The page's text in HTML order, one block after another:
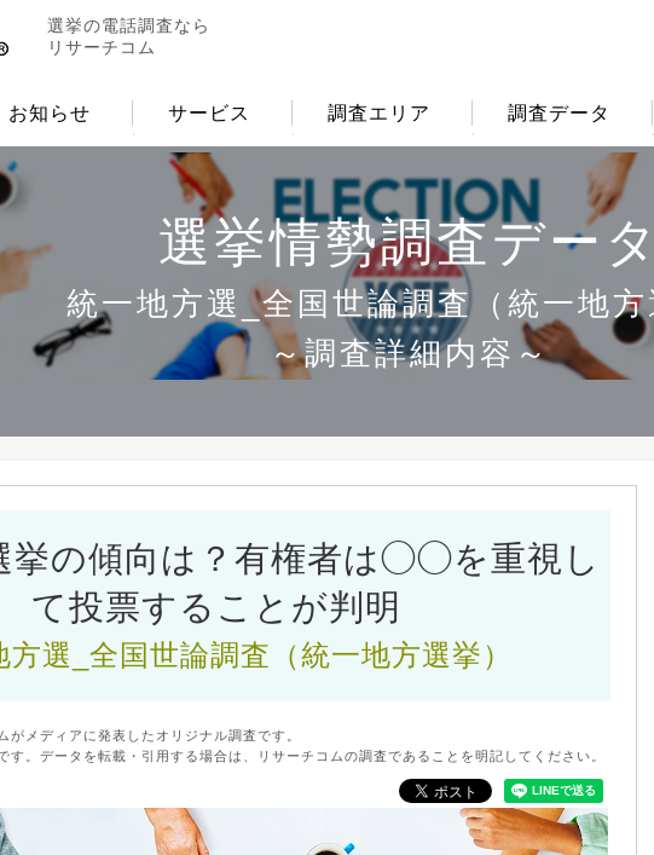
選挙の電話調査なら
リサーチコム
お知らせ サービス 調査エリア 調査データ
選挙情勢調査データ
統一地方選_全国世論調査 （統一地
～調査詳細内容～
挙の傾向は？有権者は◯◯を重視し
て投票することが判明
方選_全国世論調査 （統一地方選挙）
がメディアに発表したオリジナル調査です。
す。データを転載・引用する場合は、リサーチコムの調査であることを明記してください。